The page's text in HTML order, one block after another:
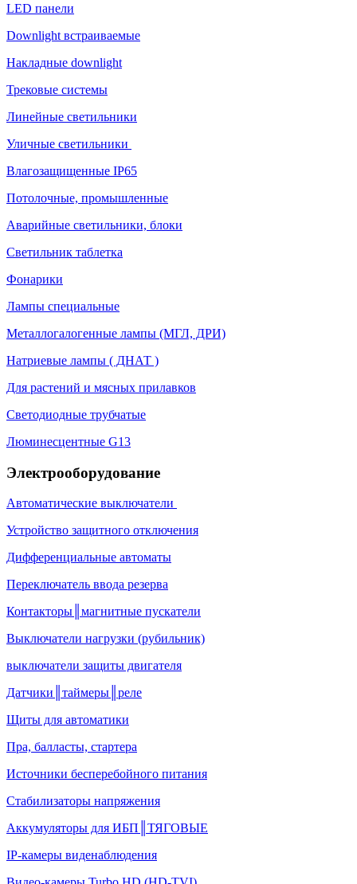
LED панели
Downlight встраиваемые
Накладные downlight
Трековые системы
Линейные светильники
Уличные светильники
Влагозащищенные IP65
Потолочные, промышленные
Аварийные светильники, блоки
Светильник таблетка
Фонарики
Лампы специальные
Металлогалогенные лампы (МГЛ, ДРИ)
Натриевые лампы ( ДНАТ )
Для растений и мясных прилавков
Светодиодные трубчатые
Люминесцентные G13
Электрооборудование
Автоматические выключатели
Устройство защитного отключения
Дифференциальные автоматы
Переключатель ввода резерва
Контакторы║магнитные пускатели
Выключатели нагрузки (рубильник)
выключатели защиты двигателя
Датчики║таймеры║реле
Щиты для автоматики
Пра, балласты, стартера
Источники бесперебойного питания
Стабилизаторы напряжения
Аккумуляторы для ИБП║ТЯГОВЫЕ
IP-камеры виденаблюдения